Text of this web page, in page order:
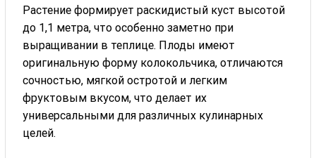
Растение формирует раскидистый куст высотой
до 1,1 метра, что особенно заметно при
выращивании в теплице. Плоды имеют
оригинальную форму колокольчика, отличаются
сочностью, мягкой остротой и легким
фруктовым вкусом, что делает их
универсальными для различных кулинарных
целей.